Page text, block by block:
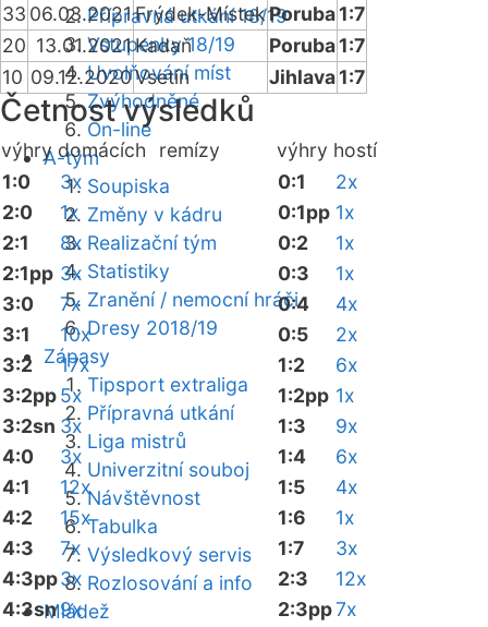
Přípravná utkání 18/19
Vstupenky 18/19
Uvolňování míst
Zvýhodněné
On-line
A-tým
Soupiska
Změny v kádru
Realizační tým
Statistiky
Zranění / nemocní hráči
Dresy 2018/19
Zápasy
Tipsport extraliga
Přípravná utkání
Liga mistrů
Univerzitní souboj
Návštěvnost
Tabulka
Výsledkový servis
Rozlosování a info
Mládež
33 06.03.2021Frýdek-MístekPoruba1:7
20 13.01.2021Kadaň Poruba1:7
10 09.12.2020Vsetín Jihlava1:7
Četnost výsledků
výhry domácích remízy výhry hostí
1:0
3x
2:0
1x
2:1
8x
2:1pp 3x
3:0
7x
3:1
10x
3:2
17x
3:2pp5x
3:2sn 3x
4:0
3x
4:1
12x
4:2
15x
4:3
7x
4:3pp3x
4:3sn9x
0:1
2x
0:1pp 1x
0:2
1x
0:3
1x
0:4
4x
0:5
2x
1:2
6x
1:2pp 1x
1:3
9x
1:4
6x
1:5
4x
1:6
1x
1:7
3x
2:3
12x
2:3pp7x